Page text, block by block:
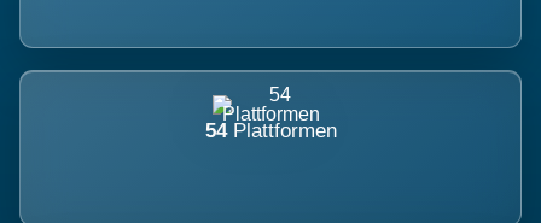
54 Plattformen